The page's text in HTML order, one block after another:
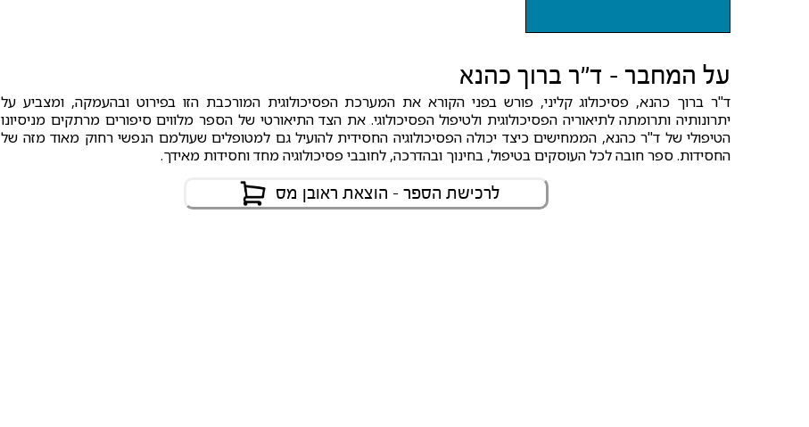
על המחבר - ד"ר ברוך כהנא
ד"ר ברוך כהנא, פסיכולוג קליני, פורש בפני הקורא את המערכת הפסיכולוגית המורכבת הזו בפירוט ובהעמקה, ומצביע על
יתרונותיה ותרומתה לתיאוריה הפסיכולוגית ולטיפול הפסיכולוגי. את הצד התיאורטי של הספר מלווים סיפורים מרתקים מניסיונו
הטיפולי של ד"ר כהנא, הממחישים כיצד יכולה הפסיכולוגיה החסידית להועיל גם למטופלים שעולמם הנפשי רחוק מאוד מזה של
החסידות. ספר חובה לכל העוסקים בטיפול, בחינוך ובהדרכה, לחובבי פסיכולוגיה מחד וחסידות מאידך.
לרכישת הספר - הוצאת ראובן מס